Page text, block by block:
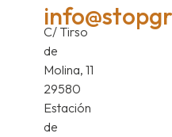
C/ Tirso
de
Molina, 11
29580
Estación
de